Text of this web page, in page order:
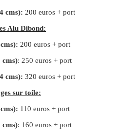
cms): 200 euros + port
Alu Dibond:
200 euros + port
cms): 250 euros + port
cms): 320 euros + port
sur toile:
110 euros + port
cms): 160 euros + port